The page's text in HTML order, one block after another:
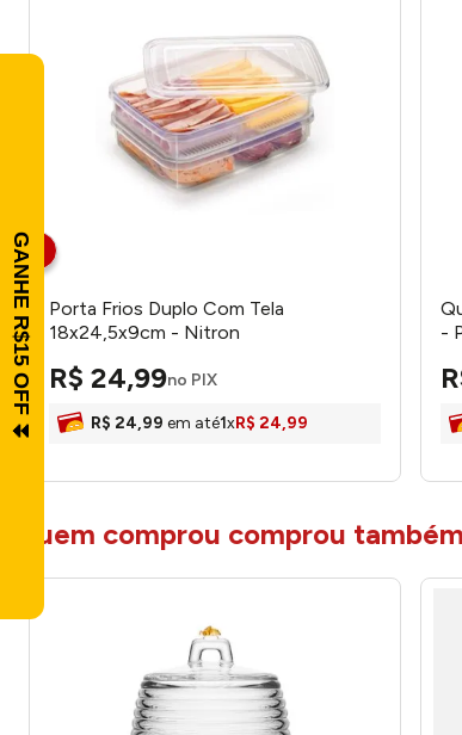
Porta Frios Duplo Com Tela
18x24,5x9cm - Nitron
R$ 24,99no PIX
R$ 24,99 em até1xR$ 24,99
-
quem comprou comprou também